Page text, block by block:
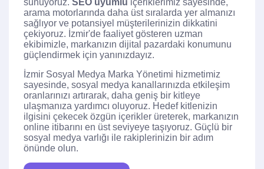
sunuyoruz. SEO uyumlu içeriklerimiz sayesinde,
arama motorlarında daha üst sıralarda yer almanızı
sağlıyor ve potansiyel müşterilerinizin dikkatini
çekiyoruz. İzmir'de faaliyet gösteren uzman
ekibimizle, markanızın dijital pazardaki konumunu
güçlendirmek için yanınızdayız.
İzmir Sosyal Medya Marka Yönetimi hizmetimiz
sayesinde, sosyal medya kanallarınızda etkileşim
oranlarınızı artırarak, daha geniş bir kitleye
ulaşmanıza yardımcı oluyoruz. Hedef kitlenizin
ilgisini çekecek özgün içerikler üreterek, markanızın
online itibarını en üst seviyeye taşıyoruz. Güçlü bir
sosyal medya varlığı ile rakiplerinizin bir adım
önünde olun.